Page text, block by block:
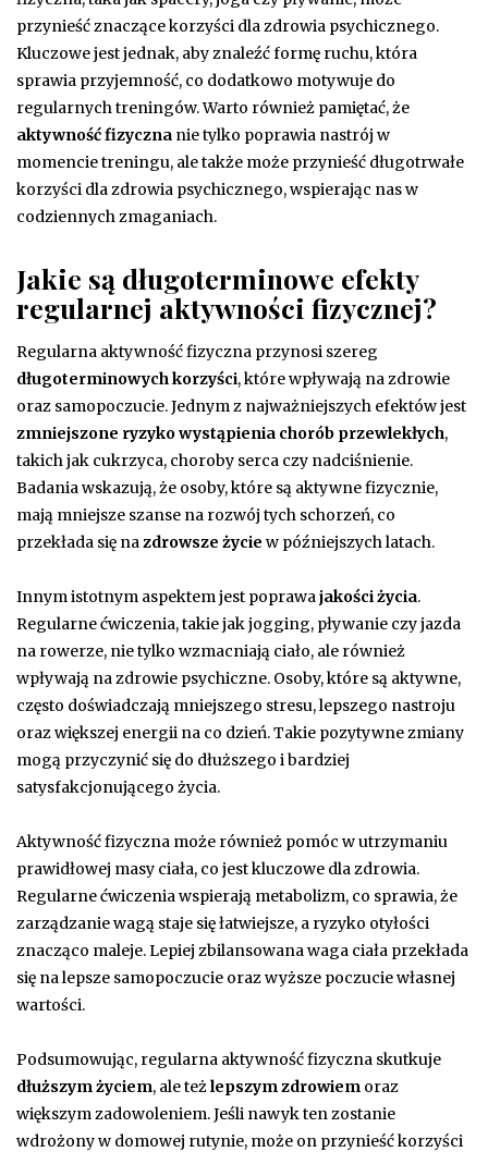
przynieść znaczące korzyści dla zdrowia psychicznego.
Kluczowe jest jednak, aby znaleźć formę ruchu, która
sprawia przyjemność, co dodatkowo motywuje do
regularnych treningów. Warto również pamiętać, że
aktywność fizyczna nie tylko poprawia nastrój w
momencie treningu, ale także może przynieść długotrwałe
korzyści dla zdrowia psychicznego, wspierając nas w
codziennych zmaganiach.
Jakie są długoterminowe efekty
regularnej aktywności fizycznej?
Regularna aktywność fizyczna przynosi szereg
długoterminowych korzyści, które wpływają na zdrowie
oraz samopoczucie. Jednym z najważniejszych efektów jest
zmniejszone ryzyko wystąpienia chorób przewlekłych,
takich jak cukrzyca, choroby serca czy nadciśnienie.
Badania wskazują, że osoby, które są aktywne fizycznie,
mają mniejsze szanse na rozwój tych schorzeń, co
przekłada się nazdrowsze życie w późniejszych latach.
Innym istotnym aspektem jest poprawajakości życia.
Regularne ćwiczenia, takie jak jogging, pływanie czy jazda
na rowerze, nie tylko wzmacniają ciało, ale również
wpływają na zdrowie psychiczne. Osoby, które są aktywne,
często doświadczają mniejszego stresu, lepszego nastroju
oraz większej energii na co dzień. Takie pozytywne zmiany
mogą przyczynić się do dłuższego i bardziej
satysfakcjonującego życia.
Aktywność fizyczna może również pomóc w utrzymaniu
prawidłowej masy ciała, co jest kluczowe dla zdrowia.
Regularne ćwiczenia wspierają metabolizm, co sprawia, że
zarządzanie wagą staje się łatwiejsze, a ryzyko otyłości
znacząco maleje. Lepiej zbilansowana waga ciała przekłada
się na lepsze samopoczucie oraz wyższe poczucie własnej
wartości.
Podsumowując, regularna aktywność fizyczna skutkuje
dłuższym życiem, ale teżlepszym zdrowiem oraz
większym zadowoleniem. Jeśli nawyk ten zostanie
wdrożony w domowej rutynie, może on przynieść korzyści